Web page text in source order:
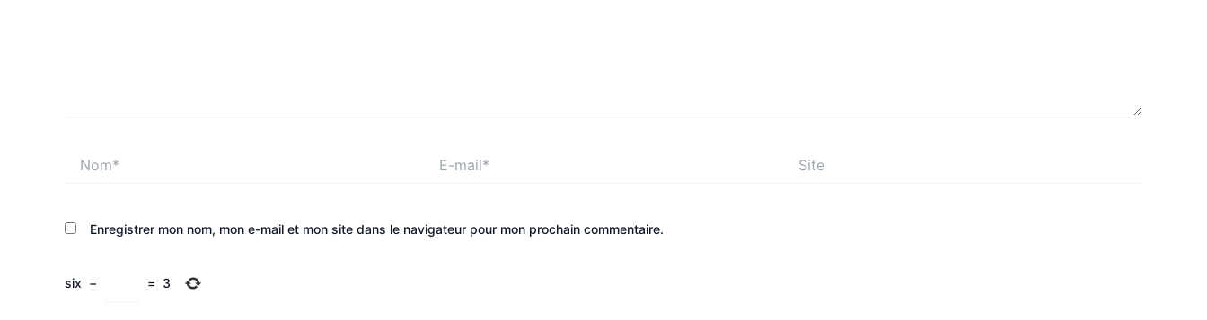
mail*
Enregistrer mon nom, mon e-mail et mon site dans le navigateur pour mon prochain commentaire.
six − = 3